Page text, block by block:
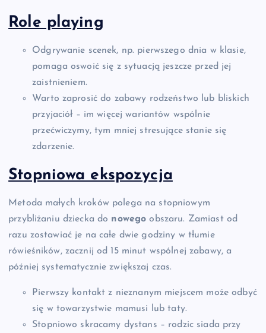
Role playing
Odgrywanie scenek, np. pierwszego dnia w klasie,
pomaga oswoić się z sytuacją jeszcze przed jej
zaistnieniem.
Warto zaprosić do zabawy rodzeństwo lub bliskich
przyjaciół – im więcej wariantów wspólnie
przećwiczymy, tym mniej stresujące stanie się
zdarzenie.
Stopniowa ekspozycja
Metoda małych kroków polega na stopniowym
przybliżaniu dziecka do nowego obszaru. Zamiast od
razu zostawiać je na całe dwie godziny w tłumie
rówieśników, zacznij od 15 minut wspólnej zabawy, a
później systematycznie zwiększaj czas.
Pierwszy kontakt z nieznanym miejscem może odbyć
się w towarzystwie mamusi lub taty.
Stopniowo skracamy dystans – rodzic siada przy